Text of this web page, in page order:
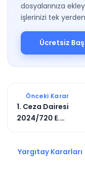
dosyalarınıza
işlerinizi tek
Ücretsiz
Önceki Karar
1. Ceza Dairesi
2024/720 E.
Yargıtay Kararları